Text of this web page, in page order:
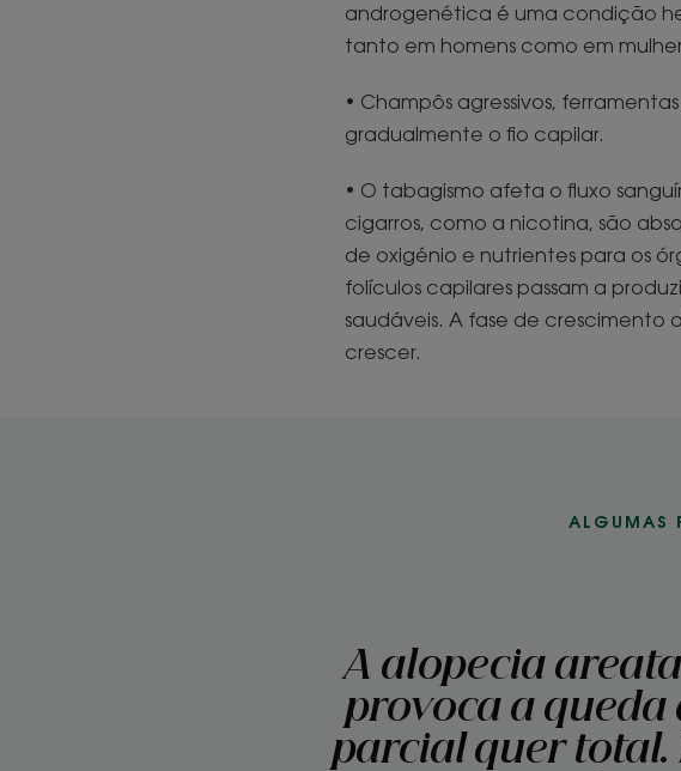
androgenética é uma condição
tanto em homens como em
• Champôs agressivos,
gradualmente o fio capilar.
• O tabagismo afeta o fluxo
cigarros, como a nicotina, são
de oxigénio e nutrientes para os
folículos capilares passam a
saudáveis. A fase de
crescer.
ALGUMAS
A alopecia
provoca a queda
parcial quer total.